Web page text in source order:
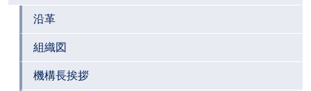
沿革
組織図
機構長挨拶